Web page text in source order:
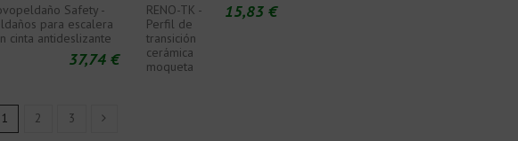
Safety -
para escalera
cinta antideslizante
37,74 €
RENO-TK -
Perfil de
transición
cerámica
moqueta
15,83 €
1 2 3